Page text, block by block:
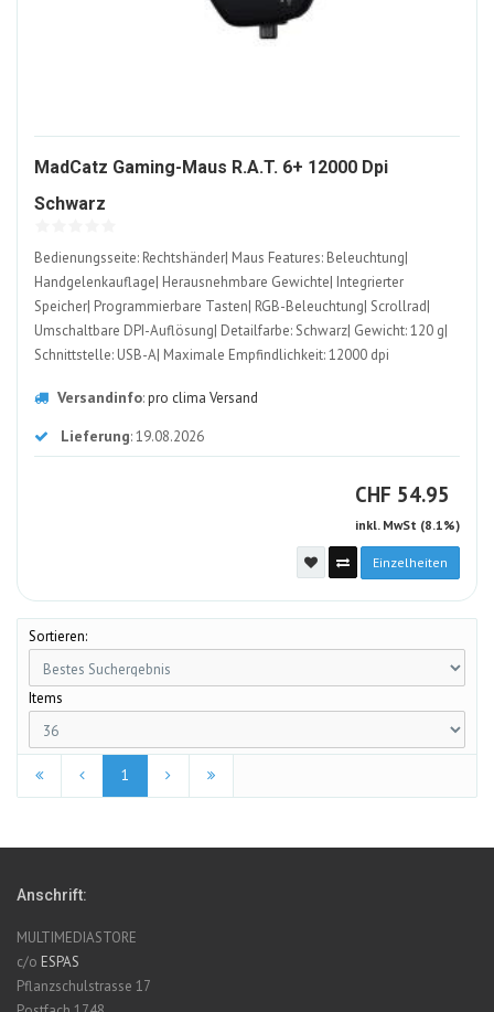
MadCatz Gaming-Maus R.A.T. 6+ 12000 Dpi
Schwarz
Bedienungsseite: Rechtshänder| Maus Features: Beleuchtung|
Handgelenkauflage| Herausnehmbare Gewichte| Integrierter
Speicher| Programmierbare Tasten| RGB-Beleuchtung| Scrollrad|
Umschaltbare DPI-Auflösung| Detailfarbe: Schwarz| Gewicht: 120 g|
Schnittstelle: USB-A| Maximale Empfindlichkeit: 12000 dpi
Versandinfo:pro clima Versand
Lieferung: 19.08.2026
CHF CHF
54.95
inkl. MwSt (8.1%)
Einzelheiten
Sortieren:
Items
1
Anschrift:
MULTIMEDIASTORE
c/o ESPAS
Pflanzschulstrasse 17